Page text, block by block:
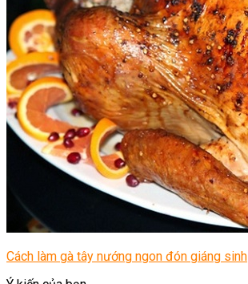
Cách làm gà tây nướng ngon đón giáng sinh